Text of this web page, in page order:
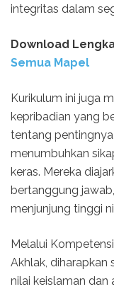
integritas dalam
Download
Semua Mapel
Kurikulum ini juga
kepribadian yang
tentang
menumbuhkan
keras. Mereka
bertanggung
menjunjung tinggi
Melalui
Akhlak, diharapkan
nilai keislaman dan